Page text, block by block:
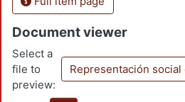
Document viewer
Select a
file to
preview:
Representación